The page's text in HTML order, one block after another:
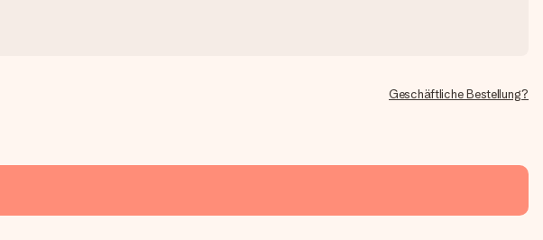
Geschäftliche Bestellung?